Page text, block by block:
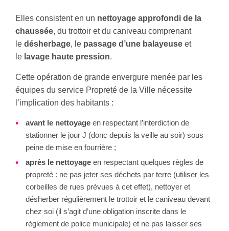
Elles consistent en un nettoyage approfondi de la
chaussée, du trottoir et du caniveau comprenant
le désherbage, le passage d’une balayeuse et
le lavage haute pression.
Cette opération de grande envergure menée par les
équipes du service Propreté de la Ville nécessite
l’implication des habitants :
avant le nettoyage en respectant l’interdiction de
stationner le jour J (donc depuis la veille au soir) sous
peine de mise en fourrière ;
après le nettoyage en respectant quelques règles de
propreté : ne pas jeter ses déchets par terre (utiliser les
corbeilles de rues prévues à cet effet), nettoyer et
désherber régulièrement le trottoir et le caniveau devant
chez soi (il s’agit d’une obligation inscrite dans le
règlement de police municipale) et ne pas laisser ses